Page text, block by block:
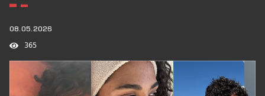
08.05.2026
365